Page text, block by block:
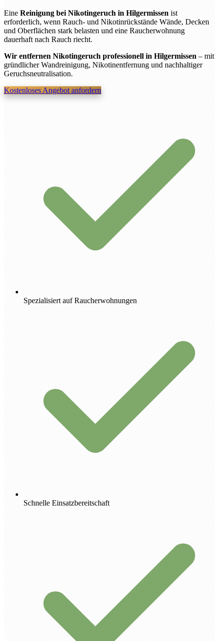
Eine Reinigung bei Nikotingeruch in Hilgermissen ist
erforderlich, wenn Rauch- und Nikotinrückstände Wände, Decken
und Oberflächen stark belasten und eine Raucherwohnung
dauerhaft nach Rauch riecht.
Wir entfernen Nikotingeruch professionell in Hilgermissen – mit
gründlicher Wandreinigung, Nikotinentfernung und nachhaltiger
Geruchsneutralisation.
Kostenloses Angebot anfordern
Spezialisiert auf Raucherwohnungen
Schnelle Einsatzbereitschaft